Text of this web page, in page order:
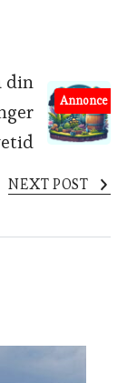
Annonce
din
NEXT POST